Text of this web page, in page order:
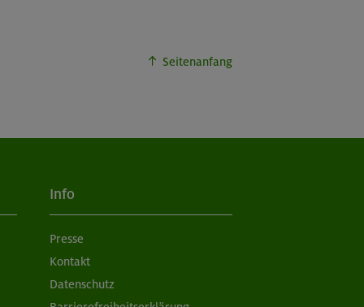
Seitenanfang
Info
Presse
Kontakt
Datenschutz